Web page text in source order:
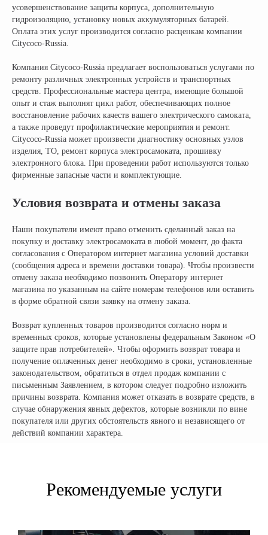
усовершенствование защиты корпуса, дополнительную
гидроизоляцию, установку новых аккумуляторных батарей.
Оплата этих услуг производится согласно расценкам компании
Citycoco-Russia.
Компания Citycoco-Russia предлагает воспользоваться услугами по
ремонту различных электронных устройств и транспортных
средств. Профессиональные мастера центра, имеющие большой
опыт и стаж выполнят цикл работ, обеспечивающих полное
восстановление рабочих качеств вашего электрического самоката,
а также проведут профилактические мероприятия и ремонт.
Citycoco-Russia может произвести диагностику основных узлов
изделия, ТО, ремонт корпуса электросамоката, прошивку
электронного блока. При проведении работ используются только
фирменные запасные части и комплектующие.
Условия возврата и отмены заказа
Наши покупатели имеют право отменить сделанный заказ на
покупку и доставку электросамоката в любой момент, до факта
согласования с Оператором интернет магазина условий доставки
(сообщения адреса и времени доставки товара). Чтобы произвести
отмену заказа необходимо позвонить Оператору интернет
магазина по указанным на сайте номерам телефонов или оставить
в форме обратной связи заявку на отмену заказа.
Возврат купленных товаров производится согласно норм и
временных сроков, которые установлены федеральным Законом «О
защите прав потребителей». Чтобы оформить возврат товара и
получение оплаченных денег необходимо в сроки, установленные
законодательством, обратиться в отдел продаж компании с
письменным Заявлением, в котором следует подробно изложить
причины возврата. Компания может отказать в возврате средств, в
случае обнаружения явных дефектов, которые возникли по вине
покупателя или других обстоятельств явного и независящего от
действий компании характера.
Рекомендуемые услуги
Блог
© CityCoCo Russia Operating Company, LLC. 2019–2026
Грузовые электротрициклы
Электромотоциклы
Аксессуары и
прочие товары
+ 7 (495) 320-95-25
по всей России
info@citycoco-russia.com
Записаться на тест-драйв
Московская область, г. Мытищи, ул. Ярмарочная с4Б.
Павильон Т 10-15
Ростовское Шоссе 11/4
г. Краснодар
Получить консультацию
НАШИ САЛОНЫ:
Вся представленная на сайте информация, носит информационный характер и ни при каких
ИНН: 502986579524
ОГРН: 319505300005981
ИП Талипов М.Б.